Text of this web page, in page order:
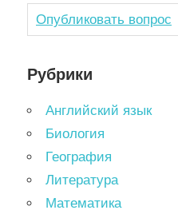
Опубликовать вопрос
Рубрики
Английский язык
Биология
География
Литература
Математика